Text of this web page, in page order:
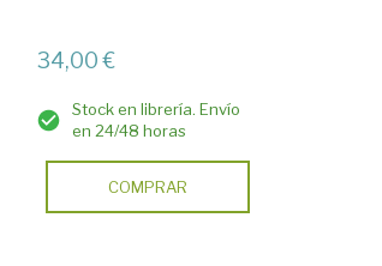
34,00 €
Stock en librería. Envío
en 24/48 horas
COMPRAR